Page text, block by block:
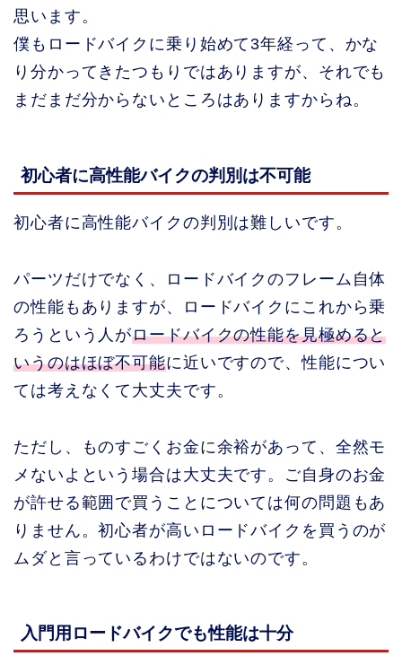
思います。
僕もロードバイクに乗り始めて3年経って、かな
り分かってきたつもりではありますが、それでも
まだまだ分からないところはありますからね。
初心者に高性能バイクの判別は不可能
初心者に高性能バイクの判別は難しいです。
パーツだけでなく、ロードバイクのフレーム自体
の性能もありますが、ロードバイクにこれから乗
ろうという人がロードバイクの性能を見極めると
いうのはほぼ不可能に近いですので、性能につい
ては考えなくて大丈夫です。
ただし、ものすごくお金に余裕があって、全然モ
メないよという場合は大丈夫です。ご自身のお金
が許せる範囲で買うことについては何の問題もあ
りません。初心者が高いロードバイクを買うのが
ムダと言っているわけではないのです。
入門用ロードバイクでも性能は十分